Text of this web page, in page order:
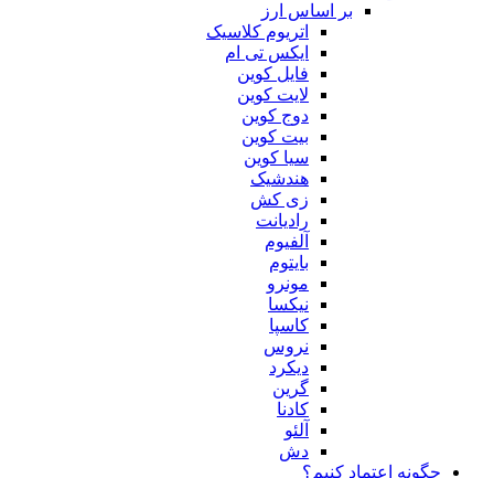
بر اساس ارز
اتریوم کلاسیک
ایکس تی ام
فایل کوین
لایت کوین
دوج کوین
بیت کوین
سیا کوین
هندشیک
زی کش
رادیانت
آلفیوم
بایتوم
مونرو
نیکسا
کاسپا
نروس
دیکرد
گرین
کادنا
آلئو
دش
چگونه اعتماد کنیم؟